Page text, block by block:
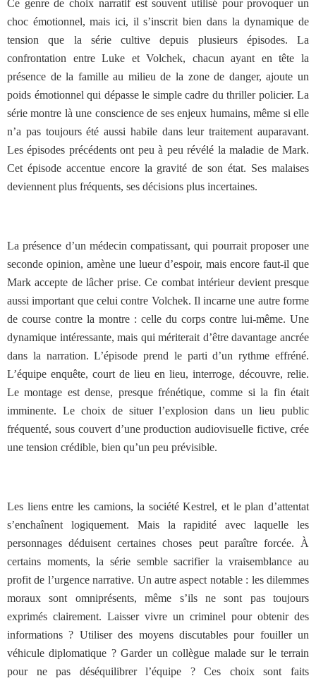
Ce genre de choix narratif est souvent utilisé pour provoquer un
choc émotionnel, mais ici, il s’inscrit bien dans la dynamique de
tension que la série cultive depuis plusieurs épisodes. La
confrontation entre Luke et Volchek, chacun ayant en tête la
présence de la famille au milieu de la zone de danger, ajoute un
poids émotionnel qui dépasse le simple cadre du thriller policier. La
série montre là une conscience de ses enjeux humains, même si elle
n’a pas toujours été aussi habile dans leur traitement auparavant.
Les épisodes précédents ont peu à peu révélé la maladie de Mark.
Cet épisode accentue encore la gravité de son état. Ses malaises
deviennent plus fréquents, ses décisions plus incertaines.
La présence d’un médecin compatissant, qui pourrait proposer une
seconde opinion, amène une lueur d’espoir, mais encore faut-il que
Mark accepte de lâcher prise. Ce combat intérieur devient presque
aussi important que celui contre Volchek. Il incarne une autre forme
de course contre la montre : celle du corps contre lui-même. Une
dynamique intéressante, mais qui mériterait d’être davantage ancrée
dans la narration. L’épisode prend le parti d’un rythme effréné.
L’équipe enquête, court de lieu en lieu, interroge, découvre, relie.
Le montage est dense, presque frénétique, comme si la fin était
imminente. Le choix de situer l’explosion dans un lieu public
fréquenté, sous couvert d’une production audiovisuelle fictive, crée
une tension crédible, bien qu’un peu prévisible.
Les liens entre les camions, la société Kestrel, et le plan d’attentat
s’enchaînent logiquement. Mais la rapidité avec laquelle les
personnages déduisent certaines choses peut paraître forcée. À
certains moments, la série semble sacrifier la vraisemblance au
profit de l’urgence narrative. Un autre aspect notable : les dilemmes
moraux sont omniprésents, même s’ils ne sont pas toujours
exprimés clairement. Laisser vivre un criminel pour obtenir des
informations ? Utiliser des moyens discutables pour fouiller un
véhicule diplomatique ? Garder un collègue malade sur le terrain
pour ne pas déséquilibrer l’équipe ? Ces choix sont faits